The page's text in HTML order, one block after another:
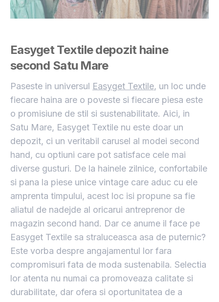
Easyget Textile depozit haine
second Satu Mare
Paseste in universul Easyget Textile, un loc unde
fiecare haina are o poveste si fiecare piesa este
o promisiune de stil si sustenabilitate. Aici, in
Satu Mare, Easyget Textile nu este doar un
depozit, ci un veritabil carusel al modei second
hand, cu optiuni care pot satisface cele mai
diverse gusturi. De la hainele zilnice, confortabile
si pana la piese unice vintage care aduc cu ele
amprenta timpului, acest loc isi propune sa fie
aliatul de nadejde al oricarui antreprenor de
magazin second hand. Dar ce anume il face pe
Easyget Textile sa straluceasca asa de puternic?
Este vorba despre angajamentul lor fara
compromisuri fata de moda sustenabila. Selectia
lor atenta nu numai ca promoveaza calitate si
durabilitate, dar ofera si oportunitatea de a